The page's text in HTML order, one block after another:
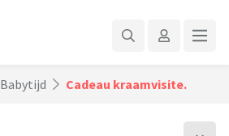
Babytijd Cadeau kraamvisite.